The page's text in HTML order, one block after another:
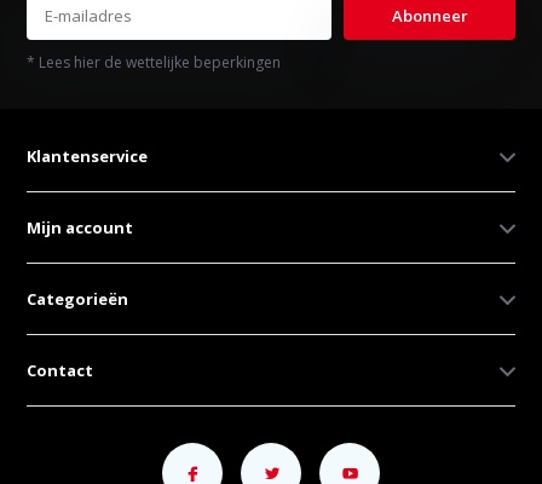
Abonneer
* Lees hier de wettelijke beperkingen
Klantenservice
Mijn account
Categorieën
Contact